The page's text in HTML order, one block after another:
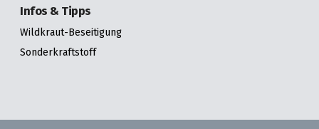
Infos & Tipps
Wildkraut-Beseitigung
Sonderkraftstoff